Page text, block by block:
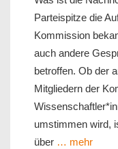
Parteispitze die
Kommission
auch andere
betroffen. Ob der
Mitgliedern der
umstimmen wird,
über … mehr